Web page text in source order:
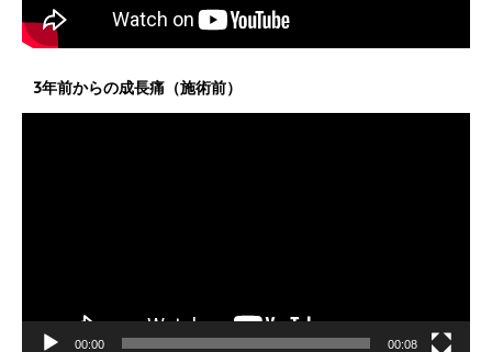
3年前からの成長痛（施術前）
00:00 00:08